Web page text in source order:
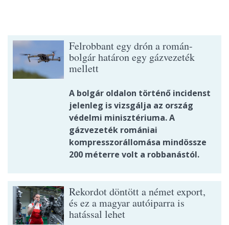
Felrobbant egy drón a román-
bolgár határon egy gázvezeték
mellett
A bolgár oldalon történő incidenst
jelenleg is vizsgálja az ország
védelmi minisztériuma. A
gázvezeték romániai
kompresszorállomása mindössze
200 méterre volt a robbanástól.
Rekordot döntött a német export,
és ez a magyar autóiparra is
hatással lehet